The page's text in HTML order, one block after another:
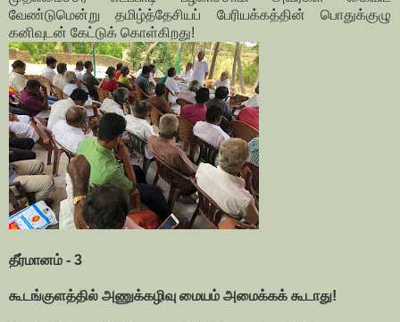
வேண்டுமென்று தமிழ்த்தேசியப் பேரியக்கத்தின் பொதுக்குழு
கனிவுடன் கேட்டுக் கொள்கிறது!
தீர்மானம் - 3
கூடங்குளத்தில் அணுக்கழிவு மையம் அமைக்கக் கூடாது!